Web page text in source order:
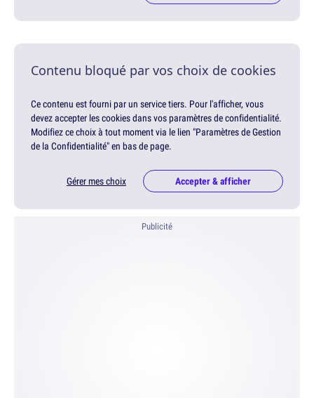
Contenu bloqué par vos choix de cookies
Ce contenu est fourni par un service tiers. Pour l'afficher, vous
devez accepter les cookies dans vos paramètres de confidentialité.
Modifiez ce choix à tout moment via le lien "Paramètres de Gestion
de la Confidentialité" en bas de page.
Gérer mes choix Accepter & afficher
Publicité